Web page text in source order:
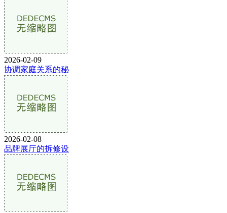
2026-02-09
协调家庭关系的秘
2026-02-08
品牌展厅的拆修设